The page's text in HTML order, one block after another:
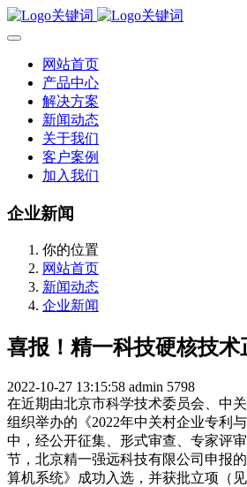
网站首页
产品中心
解决方案
新闻动态
关于我们
客户案例
加入我们
企业新闻
你的位置
网站首页
新闻动态
企业新闻
喜报！精一科技硬核技术
2022-10-27 13:15:58 admin 5798
在近期由北京市科学技术委员会、中
组织举办的《2022年中关村企业专利
中，经公开征集、形式审查、专家评
节，北京精一强远科技有限公司申报
算机系统》成功入选，并获批立项（见